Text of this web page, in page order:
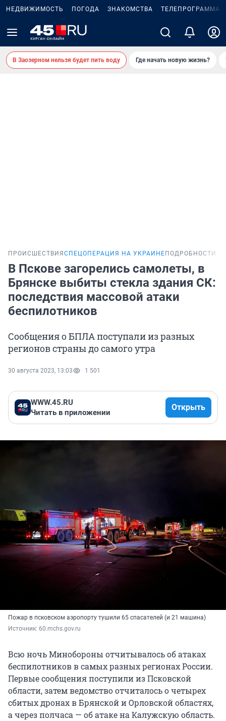
НЕДВИЖИМОСТЬ ПОГОДА ЗНАКОМСТВА ТЕЛЕПРОГРАММА
В Заозерном нельзя будет пить воду Где начать новую жизнь?
ПРОИСШЕСТВИЯ СПЕЦОПЕРАЦИЯ НА УКРАИНЕ ПОДРОБНОСТИ
В Пскове загорелись самолеты, в
Брянске выбиты стекла здания СК:
последствия массовой атаки
беспилотников
Сообщения о БПЛА поступали из разных
регионов страны до самого утра
30 августа 2023, 13:03 1 501
WWW.45.RU
Читать в приложении
Открыть
Пожар в псковском аэропорту тушили 65 спасателей (и 21 машина)
Источник: 60.mchs.gov.ru
Всю ночь Минобороны отчитывалось об атаках
беспилотников в самых разных регионах России.
Первые сообщения поступили из Псковской
области, затем ведомство отчиталось о четырех
сбитых дронах в Брянской и Орловской областях,
а через полчаса — об атаке на Калужскую область.